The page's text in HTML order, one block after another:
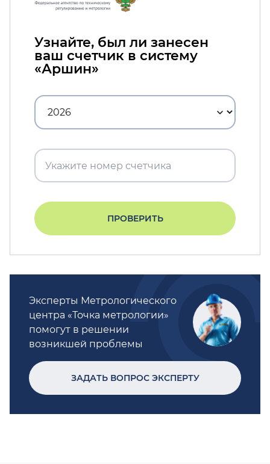
Узнайте, был ли занесен
ваш счетчик в систему
«Аршин»
ПРОВЕРИТЬ
Эксперты Метрологического
центра «Точка метрологии»
помогут в решении
возникшей проблемы
ЗАДАТЬ ВОПРОС ЭКСПЕРТУ